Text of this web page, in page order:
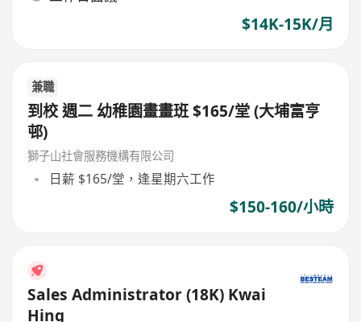
$14K-15K/月
兼職
到校 週二 幼稚園畫畫班 $165/堂 (大埔富亨
邨)
獅子山社會服務機構有限公司
日薪 $165/堂，逢星期六工作
$150-160/小時
Sales Administrator (18K) Kwai
Hing